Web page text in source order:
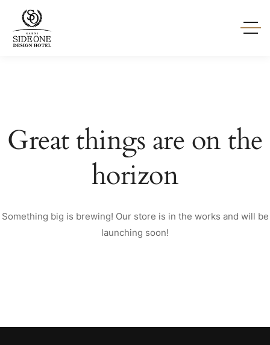
Great things are on the
horizon
Something big is brewing! Our store is in the works and will be
launching soon!